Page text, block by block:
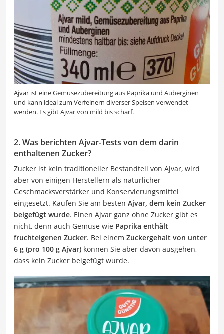
Ajvar ist eine Gemüsezubereitung aus Paprika und Auberginen
und kann ideal zum Verfeinern diverser Speisen verwendet
werden. Es gibt Ajvar von mild bis scharf.
2. Was berichten Ajvar-Tests von dem darin
enthaltenen Zucker?
Zucker ist kein traditioneller Bestandteil von Ajvar, wird
aber von einigen Herstellern als natürlicher
Geschmacksverstärker und Konservierungsmittel
eingesetzt. Kaufen Sie am besten Ajvar, dem kein Zucker
beigefügt wurde. Einen Ajvar ganz ohne Zucker gibt es
nicht, denn auch Gemüse wie Paprika enthält
fruchteigenen Zucker. Bei einem Zuckergehalt von unter
6 g (pro 100 g Ajvar) können Sie aber davon ausgehen,
dass kein Zucker beigefügt wurde.